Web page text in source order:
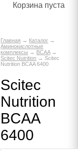
Корзина пуста
Главная → Каталог →
Аминокислотные
комплексы → BCAA→
Scitec Nutrition → Scitec
Nutrition BCAA 6400
Scitec
Nutrition
BCAA
6400